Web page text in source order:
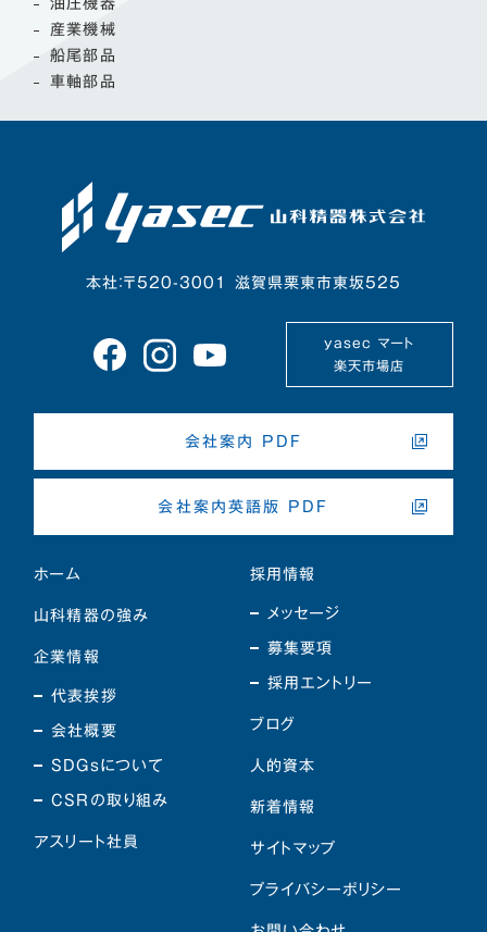
油圧機器
産業機械
船尾部品
車軸部品
本社：〒520-3001 滋賀県栗東市東坂525
yasec マート
楽天市場店
会社案内 PDF
会社案内英語版 PDF
ホーム
山科精器の強み
企業情報
代表挨拶
会社概要
SDGsについて
CSRの取り組み
アスリート社員
採用情報
メッセージ
募集要項
採用エントリー
ブログ
人的資本
新着情報
サイトマップ
プライバシーポリシー